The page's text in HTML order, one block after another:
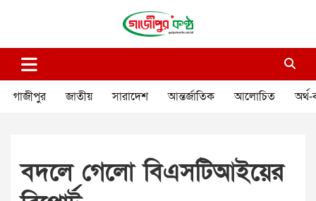
গাজীপুর কণ্ঠ
গাজীপুর জাতীয় সারাদেশ আন্তর্জাতিক আলোচিত অর্থ-
বদলে গেলো বিএসটিআইয়ের